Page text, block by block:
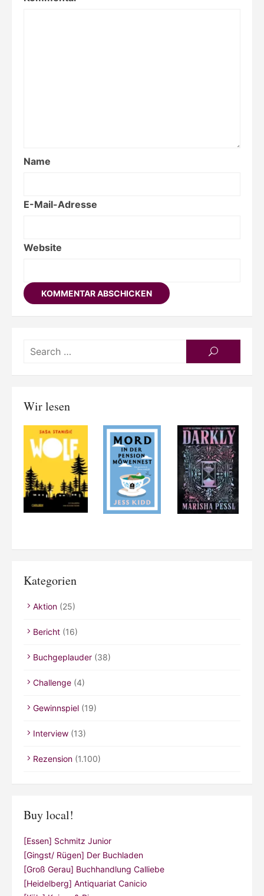
Name
E-Mail-Adresse
Website
SEARCH
Wir lesen
Kategorien
Aktion (25)
Bericht (16)
Buchgeplauder (38)
Challenge (4)
Gewinnspiel (19)
Interview (13)
Rezension (1.100)
Buy local!
[Essen] Schmitz Junior
[Gingst/ Rügen] Der Buchladen
[Groß Gerau] Buchhandlung Calliebe
[Heidelberg] Antiquariat Canicio